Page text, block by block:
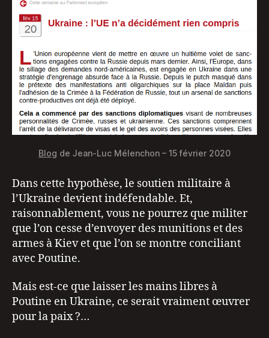
Blog de Jean-Luc Mélenchon – 15 février 2020
Dans cette hypothèse, le soutien militaire à
l’Ukraine devient indéfendable. Et,
raisonnablement, vous ne pourrez que militer
que l’on cesse d’envoyer des munitions et des
armes à Kiev et que l’on se montre conciliant
avec Poutine.
Mais est-ce que laisser les mains libres à
Poutine en Ukraine, ce serait vraiment œuvrer
pour la paix ?…